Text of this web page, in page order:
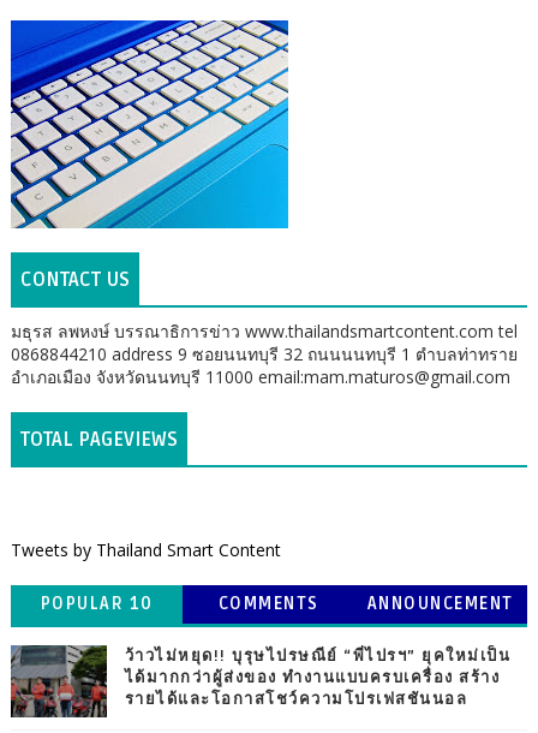
CONTACT US
มธุรส ลพหงษ์ บรรณาธิการข่าว www.thailandsmartcontent.com tel
0868844210 address 9 ซอยนนทบุรี 32 ถนนนนทบุรี 1 ตำบลท่าทราย
อำเภอเมือง จังหวัดนนทบุรี 11000 email:mam.maturos@gmail.com
TOTAL PAGEVIEWS
Tweets by Thailand Smart Content
POPULAR 10 COMMENTS ANNOUNCEMENT
ว้าวไม่หยุด!! บุรุษไปรษณีย์ “พี่ไปรฯ” ยุคใหม่เป็น
ได้มากกว่าผู้ส่งของ ทำงานแบบครบเครื่อง สร้าง
รายได้และโอกาสโชว์ความโปรเฟสชันนอล